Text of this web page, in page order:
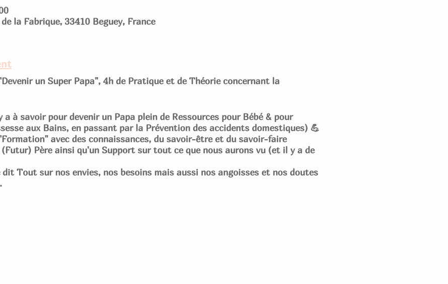
la Fabrique, 33410 Beguey, France
un Super Papa", 4h de Pratique et de Théorie concernant la
a à savoir pour devenir un Papa plein de Ressources pour Bébé & pour
aux Bains, en passant par la Prévention des accidents domestiques) 💪
avec des connaissances, du savoir-être et du savoir-faire
Père ainsi qu'un Support sur tout ce que nous aurons vu (et il y a de
Tout sur nos envies, nos besoins mais aussi nos angoisses et nos doutes